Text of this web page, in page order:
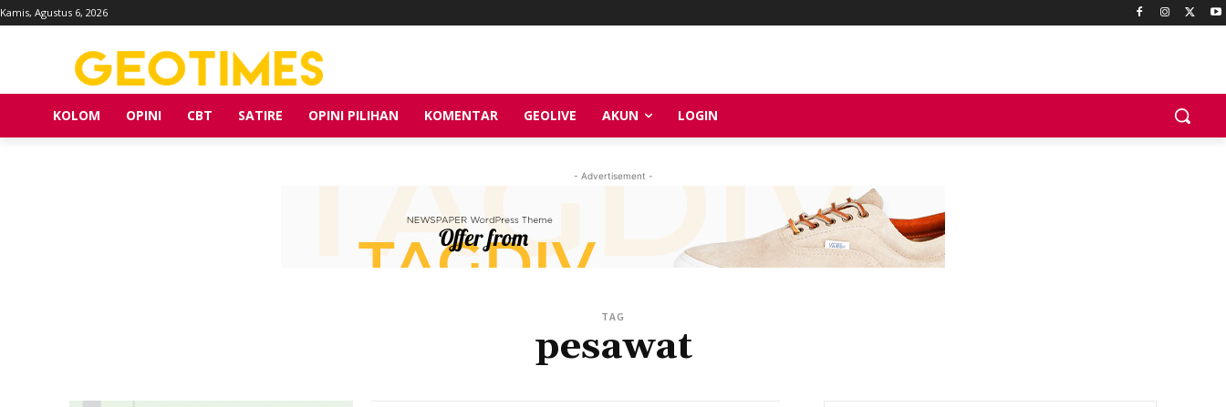
Kamis, Agustus 6, 2026
KOLOM OPINI CBT SATIRE OPINI PILIHAN KOMENTAR GEOLIVE AKUN LOGIN
- Advertisement -
TAG
pesawat